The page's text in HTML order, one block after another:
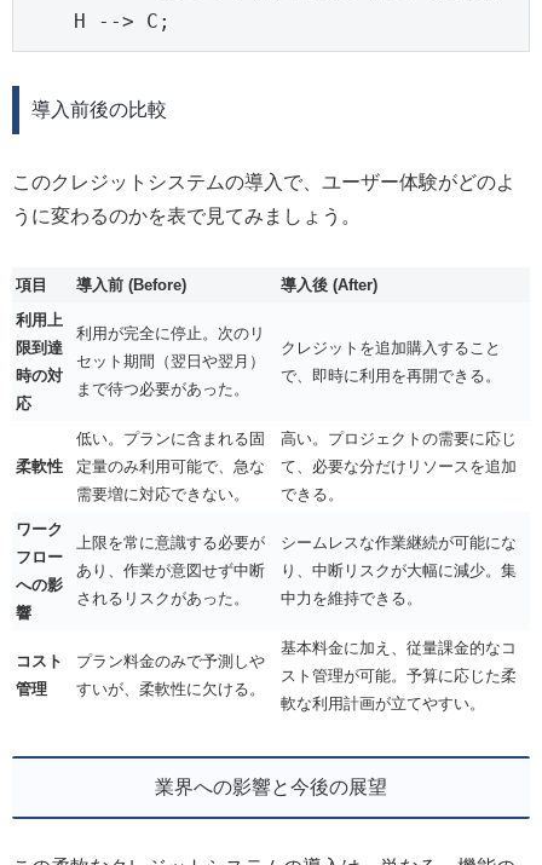
導入前後の比較
このクレジットシステムの導入で、ユーザー体験がどのよ
うに変わるのかを表で見てみましょう。
項目 導入前 (Before)
導入後 (After)
利用上
限到達
時の対
応
利用が完全に停止。次のリ
セット期間（翌日や翌月）
まで待つ必要があった。
クレジットを追加購入すること
で、即時に利用を再開できる。
柔軟性
低い。プランに含まれる固
定量のみ利用可能で、急な
需要増に対応できない。
高い。プロジェクトの需要に応じ
て、必要な分だけリソースを追加
できる。
ワーク
フロー
への影
響
上限を常に意識する必要が
あり、作業が意図せず中断
されるリスクがあった。
シームレスな作業継続が可能にな
り、中断リスクが大幅に減少。集
中力を維持できる。
コスト
管理
プラン料金のみで予測しや
すいが、柔軟性に欠ける。
基本料金に加え、従量課金的なコ
スト管理が可能。予算に応じた柔
軟な利用計画が立てやすい。
業界への影響と今後の展望